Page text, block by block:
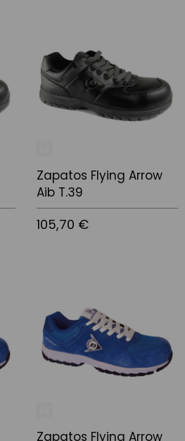
Zapatos Flying Arrow
Aib T.39
105,70 €
Zapatos Flying Arrow